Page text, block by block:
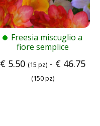
Freesia miscuglio a
fiore semplice
€5.50 (15 pz)- €46.75
(150 pz)